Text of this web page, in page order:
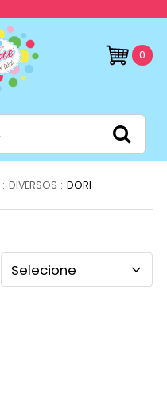
0
DIVERSOS DORI
Selecione